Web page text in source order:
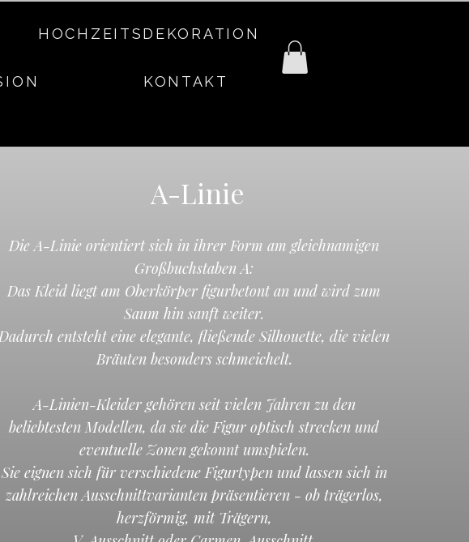
HOCHZEITSDEKORATION
KONTAKT
A-Linie
Die A-Linie orientiert sich in ihrer Form am gleichnamigen
Großbuchstaben A:
Das Kleid liegt am Oberkörper figurbetont an und wird zum
Saum hin sanft weiter.
entsteht eine elegante, fließende Silhouette, die vielen
Bräuten besonders schmeichelt.
A-Linien-Kleider gehören seit vielen Jahren zu den
beliebtesten Modellen, da sie die Figur optisch strecken und
eventuelle Zonen gekonnt umspielen.
Sie eignen sich für verschiedene Figurtypen und lassen sich in
zahlreichen Ausschnittvarianten präsentieren - ob trägerlos,
herzförmig, mit Trägern,